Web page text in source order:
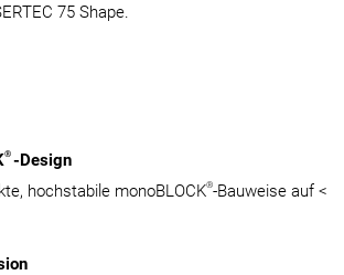
75 Shape.
® -Design
hochstabile monoBLOCK®-Bauweise auf <